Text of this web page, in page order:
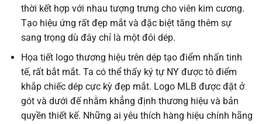
thời kết hợp với nhau tượng trưng cho viên kim cương.
Tạo hiệu ứng rất đẹp mắt và đặc biệt tăng thêm sự
sang trọng dù đây chỉ là một đôi dép.
Họa tiết logo thương hiệu trên dép tạo điểm nhấn tinh
tế, rất bắt mắt. Ta có thể thấy ký tự NY được tô điểm
khắp chiếc dép cực kỳ đẹp mắt. Logo MLB được đặt ở
gót và dưới đế nhằm khẳng định thương hiệu và bản
quyền thiết kế. Những ai yêu thích hàng hiệu chính hãng